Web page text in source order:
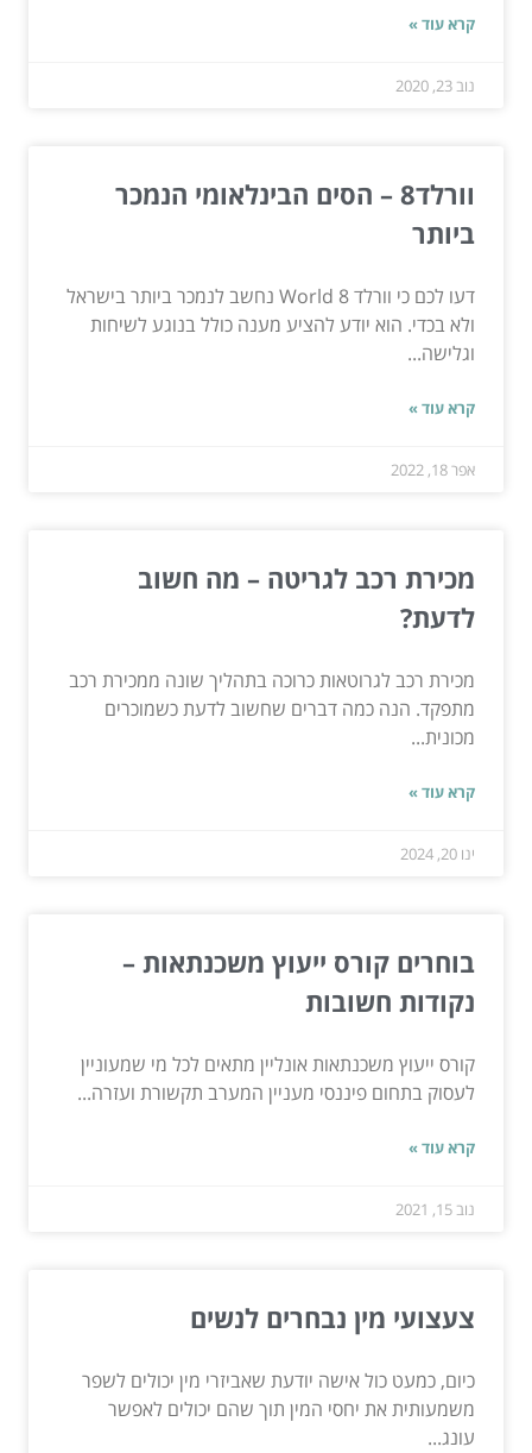
קרא עוד »
נוב 23, 2020
וורלד8 – הסים הבינלאומי הנמכר
ביותר
דעו לכם כי וורלד 8 World נחשב לנמכר ביותר בישראל
ולא בכדי. הוא יודע להציע מענה כולל בנוגע לשיחות
וגלישה...
קרא עוד »
אפר 18, 2022
מכירת רכב לגריטה – מה חשוב
לדעת?
מכירת רכב לגרוטאות כרוכה בתהליך שונה ממכירת רכב
מתפקד. הנה כמה דברים שחשוב לדעת כשמוכרים
מכונית...
קרא עוד »
ינו 20, 2024
בוחרים קורס ייעוץ משכנתאות –
נקודות חשובות
קורס ייעוץ משכנתאות אונליין מתאים לכל מי שמעוניין
לעסוק בתחום פיננסי מעניין המערב תקשורת ועזרה...
קרא עוד »
נוב 15, 2021
צעצועי מין נבחרים לנשים
כיום, כמעט כול אישה יודעת שאביזרי מין יכולים לשפר
משמעותית את יחסי המין תוך שהם יכולים לאפשר
עונג...